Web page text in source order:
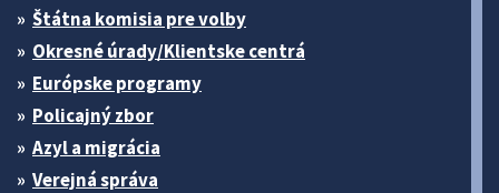
Štátna komisia pre volby
Okresné úrady/Klientske centrá
Európske programy
Policajný zbor
Azyl a migrácia
Verejná správa